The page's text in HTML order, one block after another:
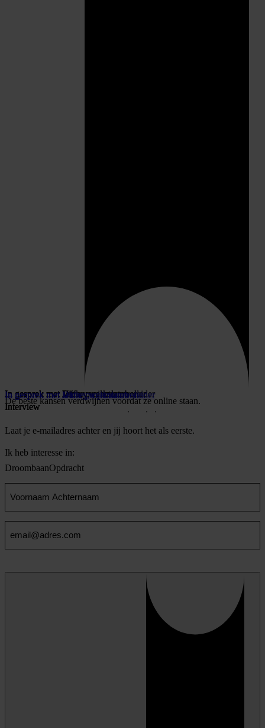
In gesprek met Vince, werkvoorbereider
Interview
In gesprek met Vince, werkvoorbereider
In gesprek met Jeffrey, calculator
Interview
In gesprek met Jeffrey, calculator
In gesprek met Dick, projectcontroller
Interview
In gesprek met Dick, projectcontroller
De beste kansen verdwijnen voordat ze online staan.
Laat je e-mailadres achter en jij hoort het als eerste.
Ik heb interesse in:
DroombaanOpdracht
en
Achternaam
(Vereist)